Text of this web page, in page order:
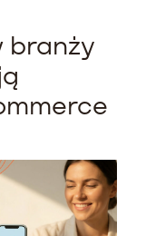
branży